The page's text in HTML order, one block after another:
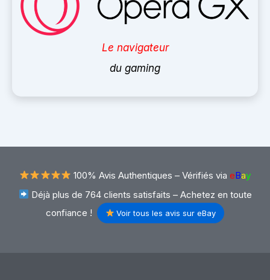
Le navigateur
du gaming
100% Avis Authentiques – Vérifiés via eBay
Déjà plus de 764 clients satisfaits – Achetez en toute
confiance !
Voir tous les avis sur eBay